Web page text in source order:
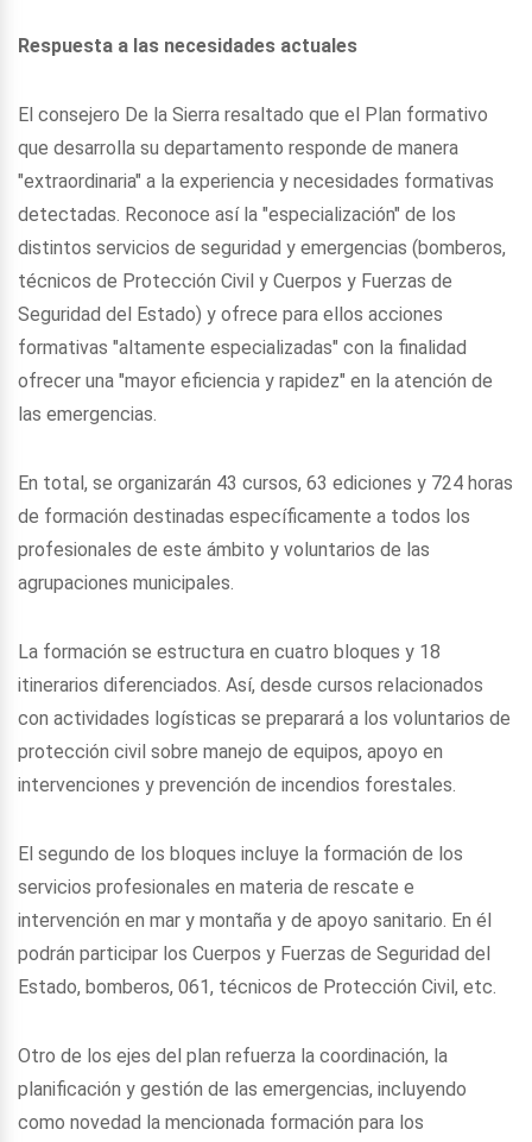
Respuesta a las necesidades actuales
El consejero De la Sierra resaltado que el Plan formativo
que desarrolla su departamento responde de manera
"extraordinaria" a la experiencia y necesidades formativas
detectadas. Reconoce así la "especialización" de los
distintos servicios de seguridad y emergencias (bomberos,
técnicos de Protección Civil y Cuerpos y Fuerzas de
Seguridad del Estado) y ofrece para ellos acciones
formativas "altamente especializadas" con la finalidad
ofrecer una "mayor eficiencia y rapidez" en la atención de
las emergencias.
En total, se organizarán 43 cursos, 63 ediciones y 724 horas
de formación destinadas específicamente a todos los
profesionales de este ámbito y voluntarios de las
agrupaciones municipales.
La formación se estructura en cuatro bloques y 18
itinerarios diferenciados. Así, desde cursos relacionados
con actividades logísticas se preparará a los voluntarios de
protección civil sobre manejo de equipos, apoyo en
intervenciones y prevención de incendios forestales.
El segundo de los bloques incluye la formación de los
servicios profesionales en materia de rescate e
intervención en mar y montaña y de apoyo sanitario. En él
podrán participar los Cuerpos y Fuerzas de Seguridad del
Estado, bomberos, 061, técnicos de Protección Civil, etc.
Otro de los ejes del plan refuerza la coordinación, la
planificación y gestión de las emergencias, incluyendo
como novedad la mencionada formación para los